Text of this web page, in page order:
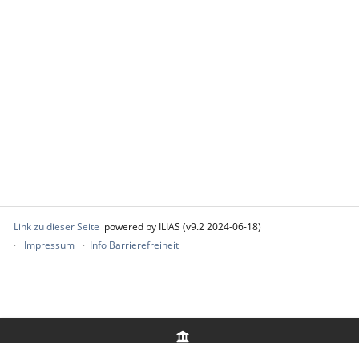
Link zu dieser Seite powered by ILIAS (v9.2 2024-06-18)
Impressum
Info Barrierefreiheit